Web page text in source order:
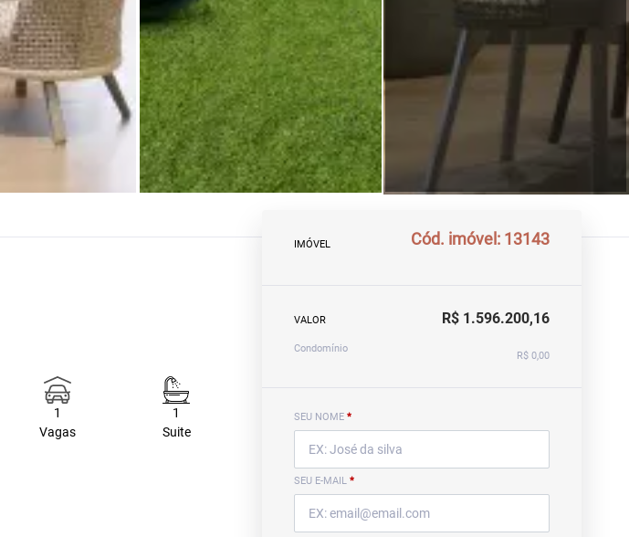
1
Vagas
1
Suite
IMÓVEL Cód. imóvel: 13143
VALOR R$ 1.596.200,16
Condomínio
R$ 0,00
SEU NOME *
SEU E-MAIL *